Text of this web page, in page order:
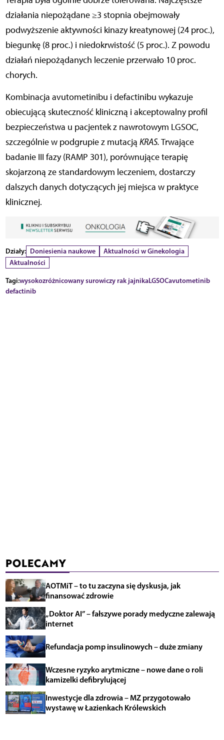
działania niepożądane ≥3 stopnia obejmowały
podwyższenie aktywności kinazy kreatynowej (24 proc.),
biegunkę (8 proc.) i niedokrwistość (5 proc.). Z powodu
działań niepożądanych leczenie przerwało 10 proc.
chorych.
Kombinacja avutometinibu i defactinibu wykazuje
obiecującą skuteczność kliniczną i akceptowalny profil
bezpieczeństwa u pacjentek z nawrotowym LGSOC,
szczególnie w podgrupie z mutacją KRAS.Trwające
badanie III fazy (RAMP 301), porównujące terapię
skojarzoną ze standardowym leczeniem, dostarczy
dalszych danych dotyczących jej miejsca w praktyce
klinicznej.
Działy: Doniesienia naukowe
Aktualności w Ginekologia
Aktualności
Tagi:wysokozróżnicowany surowiczy rak jajnikaLGSOCavutometinib
defactinib
POLECAMY
AOTMiT – to tu zaczyna się dyskusja, jak
finansować zdrowie
„Doktor AI” – fałszywe porady medyczne zalewają
internet
Refundacja pomp insulinowych – duże zmiany
Wczesne ryzyko arytmiczne – nowe dane o roli
kamizelki defibrylującej
Inwestycje dla zdrowia – MZ przygotowało
wystawę w Łazienkach Królewskich